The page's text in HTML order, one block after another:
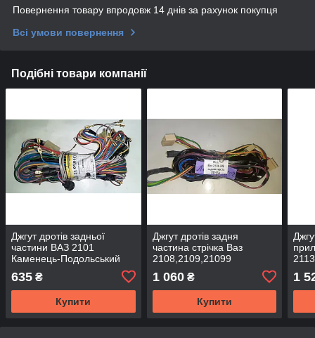
Повернення товару впродовж 14 днів за рахунок покупця
Всі умови повернення
Подібні товари компанії
Джгут дротів задньої
частини ВАЗ 2101
Каменець-Подольський
635 ₴
Купити
Джгут дротів задня
частина стрічка Ваз
2108,2109,21099
1 060₴
Купити
1